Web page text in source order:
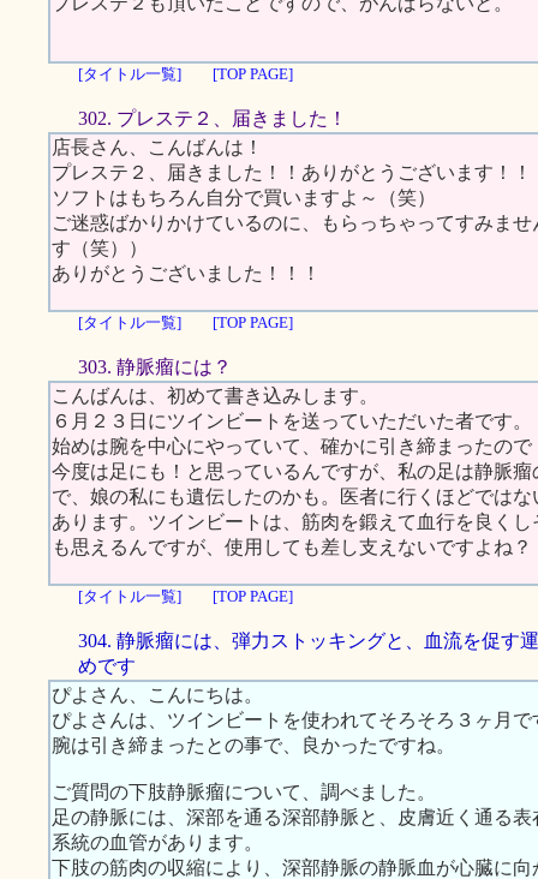
[タイトル一覧] [TOP PAGE]
302. プレステ２、届きました！
店長さん、こんばんは！
プレステ２、届きました！！ありがとうございます！！
ソフトはもちろん自分で買いますよ～（笑）
ご迷惑ばかりかけているのに、もらっちゃってすみま
す（笑））
ありがとうございました！！！
[タイトル一覧] [TOP PAGE]
303. 静脈瘤には？
こんばんは、初めて書き込みします。
６月２３日にツインビートを送っていただいた者です。
始めは腕を中心にやっていて、確かに引き締まったので
今度は足にも！と思っているんですが、私の足は静脈
で、娘の私にも遺伝したのかも。医者に行くほどでは
あります。ツインビートは、筋肉を鍛えて血行を良く
も思えるんですが、使用しても差し支えないですよね？
[タイトル一覧] [TOP PAGE]
304. 静脈瘤には、弾力ストッキングと、血流を促す
めです
ぴよさん、こんにちは。
ぴよさんは、ツインビートを使われてそろそろ３ヶ月で
腕は引き締まったとの事で、良かったですね。
ご質問の下肢静脈瘤について、調べました。
足の静脈には、深部を通る深部静脈と、皮膚近く通る
系統の血管があります。
下肢の筋肉の収縮により、深部静脈の静脈血が心臓に